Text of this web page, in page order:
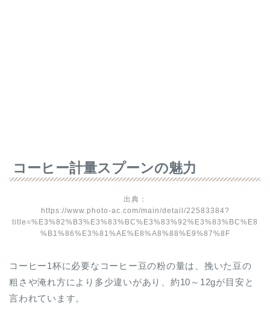
コーヒー計量スプーンの魅力
出典：
https://www.photo-ac.com/main/detail/22583384?
title=%E3%82%B3%E3%83%BC%E3%83%92%E3%83%BC%E8
%B1%86%E3%81%AE%E8%A8%88%E9%87%8F
コーヒー1杯に必要なコーヒー豆の粉の量は、挽いた豆の
粗さや淹れ方により多少違いがあり、約10～12gが目安と
言われています。